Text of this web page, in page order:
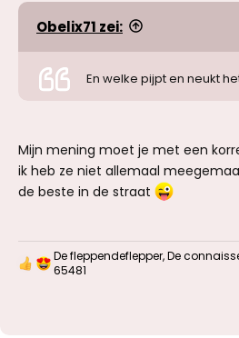
Obelix71 zei:
En welke pijpt en neukt
Mijn mening moet je met een
ik heb ze niet allemaal
de beste in de straat
W
De fleppendeflepper,De
65481